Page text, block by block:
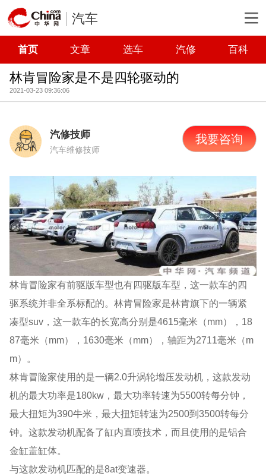
汽车
首页 文章 选车 汽修 百科
林肯冒险家是不是四轮驱动的
2021-03-23 09:36:06
汽修技师
汽车维修技师
我要咨询
林肯冒险家有前驱版车型也有四驱版车型，这一款车的四
驱系统并非全系标配的。林肯冒险家是林肯旗下的一辆紧
凑型suv，这一款车的长宽高分别是4615毫米（mm），18
87毫米（mm），1630毫米（mm），轴距为2711毫米（m
m）。
林肯冒险家使用的是一辆2.0升涡轮增压发动机，这款发动
机的最大功率是180kw，最大功率转速为5500转每分钟，
最大扭矩为390牛米，最大扭矩转速为2500到3500转每分
钟。这款发动机配备了缸内直喷技术，而且使用的是铝合
金缸盖缸体。
与这款发动机匹配的是8at变速器。